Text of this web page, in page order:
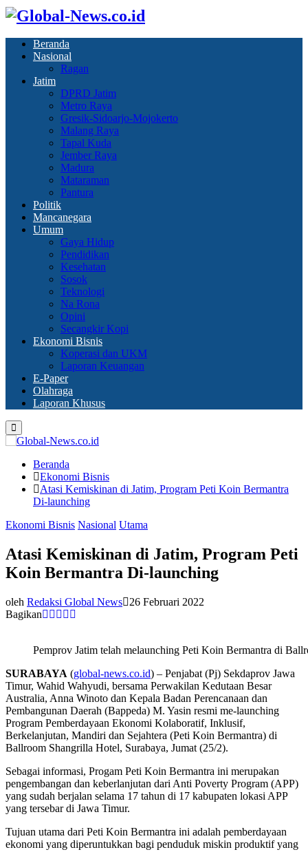
Beranda
Nasional
Ragan
Jatim
DPRD Jatim
Metro Raya
Gresik-Sidoarjo-Mojokerto
Malang Raya
Tapal Kuda
Jember Raya
Madura
Mataraman
Pantura
Politik
Mancanegara
Umum
Gaya Hidup
Pendidikan
Kesehatan
Sosok
Teknologi
Na Rona
Opini
Secangkir Kopi
Ekonomi Bisnis
Koperasi dan UKM
Laporan Keuangan
E-Paper
Olahraga
Laporan Khusus
Primary
Menu
Beranda
Ekonomi Bisnis
Atasi Kemiskinan di Jatim, Program Peti Koin Bermantra
Di-launching
Ekonomi Bisnis Nasional Utama
Atasi Kemiskinan di Jatim, Program Peti
Koin Bermantra Di-launching
oleh Redaksi Global News
26 Februari 2022
Bagikan
Pemprov Jatim telah melaunching Peti Koin Bermantra di
SURABAYA (global-news.co.id) – Penjabat (Pj) Sekdaprov Jawa
Timur, Wahid Wahyudi, bersama Perwakilan Kedutaan Besar
Australia, Anna Winoto dan Kepala Badan Perencanaan dan
Pembangunan Daerah (Bappeda) M. Yasin resmi me-launching
Program Pemberdayaan Ekonomi Kolaboratif, Inklusif,
Berkelanjutan, Mandiri dan Sejahtera (Peti Koin Bermantra) di
Ballroom Shangrilla Hotel, Surabaya, Jumat (25/2).
Sebagai informasi, Progam Peti Koin Bermantra ini merupakan
pengembangan dan keberlanjutan dari Anti Poverty Program (APP)
yang sudah berjalan selama 17 tahun di 17 kabupaten lokasi APP
yang tersebar di Jawa Timur.
Tujuan utama dari Peti Koin Bermantra ini adalah pemberdayaan
ekonomi yang diperuntukkan bagi penduduk miskin produktif yang